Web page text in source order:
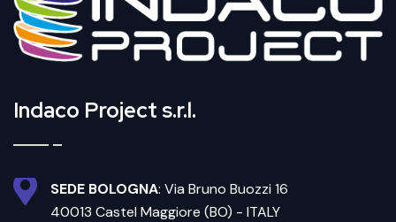
Indaco Project s.r.l.
SEDE BOLOGNA: Via Bruno Buozzi 16
40013 Castel Maggiore (BO) - ITALY